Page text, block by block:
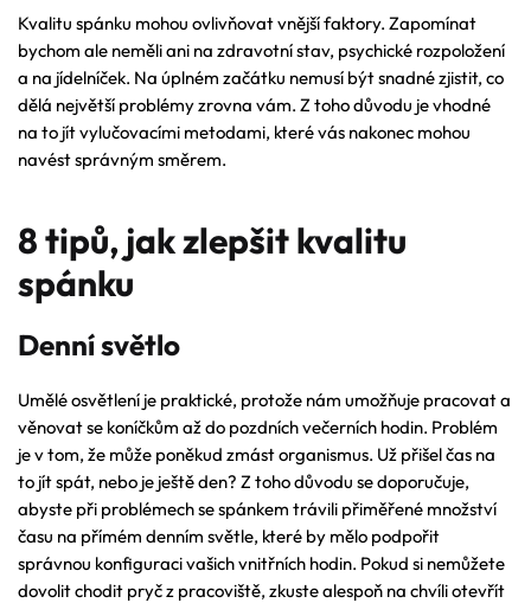
Kvalitu spánku mohou ovlivňovat vnější faktory. Zapomínat
bychom ale neměli ani na zdravotní stav, psychické rozpoložení
a na jídelníček. Na úplném začátku nemusí být snadné zjistit, co
dělá největší problémy zrovna vám. Z toho důvodu je vhodné
na to jít vylučovacími metodami, které vás nakonec mohou
navést správným směrem.
8 tipů, jak zlepšit kvalitu
spánku
Denní světlo
Umělé osvětlení je praktické, protože nám umožňuje pracovat a
věnovat se koníčkům až do pozdních večerních hodin. Problém
je v tom, že může poněkud zmást organismus. Už přišel čas na
to jít spát, nebo je ještě den? Z toho důvodu se doporučuje,
abyste při problémech se spánkem trávili přiměřené množství
času na přímém denním světle, které by mělo podpořit
správnou konfiguraci vašich vnitřních hodin. Pokud si nemůžete
dovolit chodit pryč z pracoviště, zkuste alespoň na chvíli otevřít